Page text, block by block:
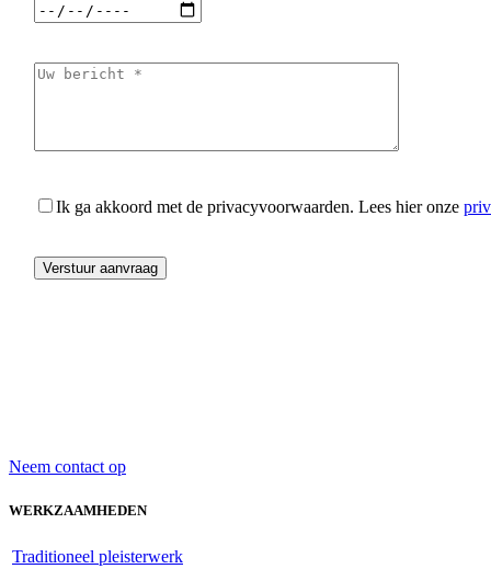
Ik ga akkoord met de privacyvoorwaarden. Lees hier onze
Neem contact op
WERKZAAMHEDEN
Traditioneel pleisterwerk